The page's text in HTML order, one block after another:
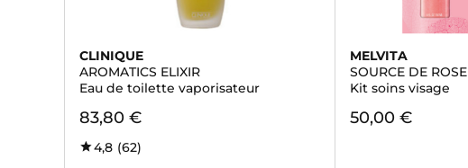
CLINIQUE
AROMATICS ELIXIR
Eau de toilette vaporisateur
83,80 €
4,8 (62)
MELVITA
SOURCE DE ROSE
Kit soins visage
50,00 €